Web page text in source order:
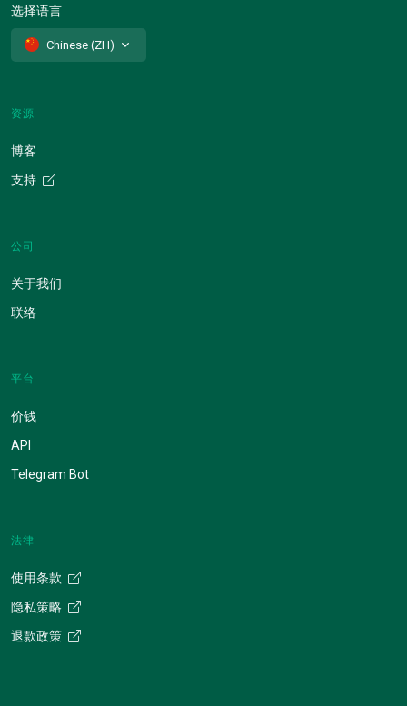
选择语言
Chinese (ZH)
资源
博客
支持
公司
关于我们
联络
平台
价钱
API
Telegram Bot
法律
使用条款
隐私策略
退款政策